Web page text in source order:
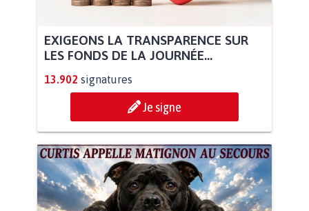
EXIGEONS LA TRANSPARENCE SUR
LES FONDS DE LA JOURNÉE...
13.902 signatures
Je signe